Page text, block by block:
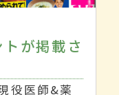
が掲載さ
役医師&薬